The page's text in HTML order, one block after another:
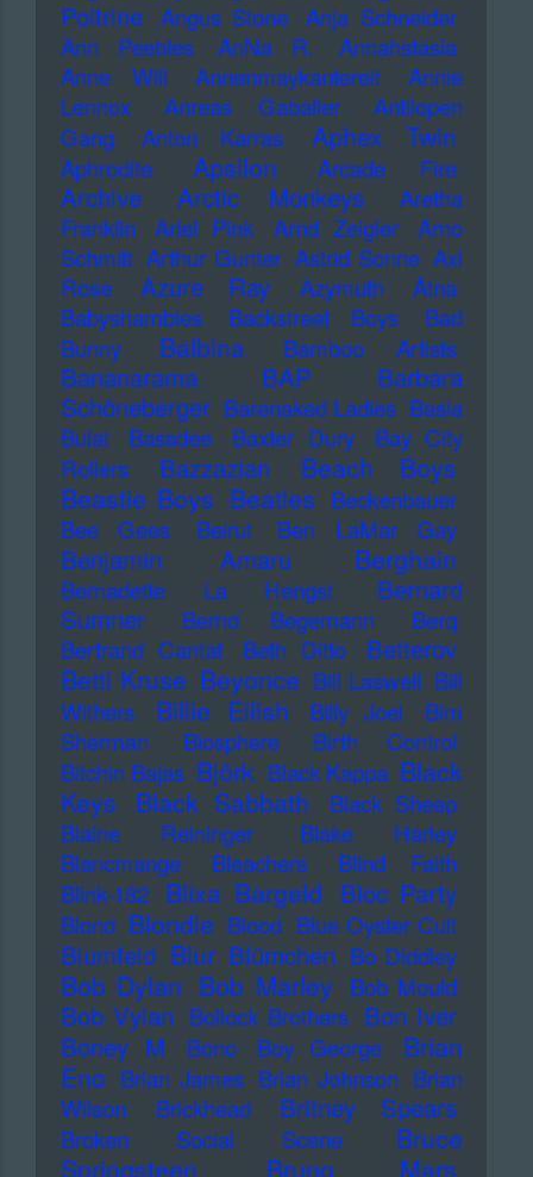
Poitrine Angus Stone Anja Schneider
Ann Peebles
AnNa R.
Annahstasia
Anne Will
Annenmaykantereit
Annie
Lennox
Anreas Gabalier
Antilopen
Gang
Anton Karras Aphex Twin
Aphrodite Apsilon Arcade Fire
Archive Arctic Monkeys
Aretha
Franklin
Ariel Pink Arnd Zeigler
Arno
Schmitt Arthur Gunter Astrid Sonne Axl
Rose
Azure Ray Azymuth
Ätna
Babyshambles
Backstreet Boys
Bad
Bunny
Balbina Bamboo Artists
Bananarama BAP
Barbara
Schöneberger Barenaked Ladies Basia
Bulat
Bassdee Baxter Dury
Bay City
Rollers
Bazzazian
Beach Boys
Beastie Boys Beatles Beckenbauer
Bee Gees
Beirut Ben LaMar Gay
Benjamin Amaru Berghain
Bernadette La Hengst
Bernard
Sumner
Bernd Begemann
Berq
Bertrand Cantat
Beth Ditto Betterov
Betti Kruse Beyonce Bill Laswell Bill
Withers
Billie Eilish Billy Joel
Bim
Sherman
Biosphere
Birth Control
Bitchin Bajas Björk Black Kappa Black
Keys Black Sabbath
Black Sheep
Blaine Reininger
Blake Harley
Blancmange
Bleachers
Blind Faith
Blink-182 Blixa Bargeld Bloc Party
Blond Blondie Blood Blue Oyster Cult
Blumfeld Blur Blümchen Bo Diddley
Bob Dylan Bob Marley Bob Mould
Bob Vylan Bollock Brothers Bon Iver
Boney M
Bono Boy George
Brian
Eno Brian James Brian Johnson Brian
Wilson
Brickhead Britney Spears
Broken Social Scene
Bruce
Springsteen
Bruno Mars